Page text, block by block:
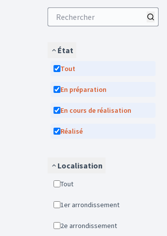
État
Tout
En préparation
En cours de réalisation
Réalisé
Localisation
Tout
1er arrondissement
2e arrondissement